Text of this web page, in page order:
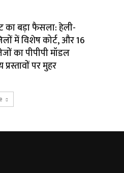
का बड़ा फैसला: हेली-
में विशेष कोर्ट, और 16
का पीपीपी मॉडल
पर मुहर